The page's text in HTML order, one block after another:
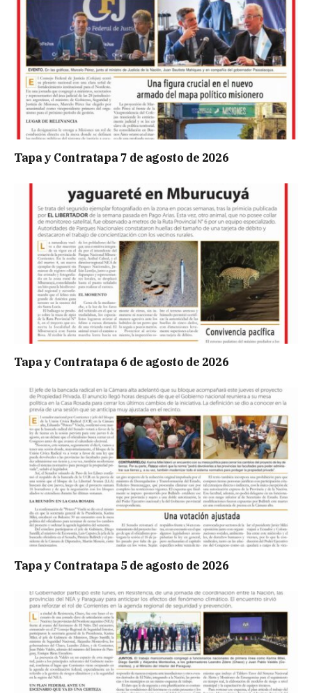
Tapa y Contratapa 7 de agosto de 2026
Tapa y Contratapa 6 de agosto de 2026
Tapa y Contratapa 5 de agosto de 2026